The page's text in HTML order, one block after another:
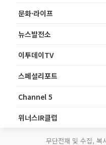
문화·라이프
뉴스발전소
이투데이TV
스페셜리포트
Channel 5
위너스IR클럽
무단전재 및 수집, 복